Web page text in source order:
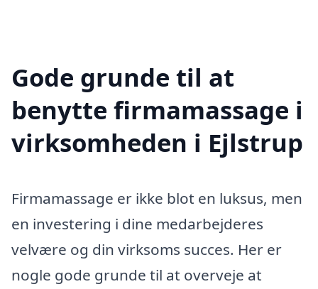
Gode grunde til at
benytte firmamassage i
virksomheden i Ejlstrup
Firmamassage er ikke blot en luksus, men
en investering i dine medarbejderes
velvære og din virksoms succes. Her er
nogle gode grunde til at overveje at